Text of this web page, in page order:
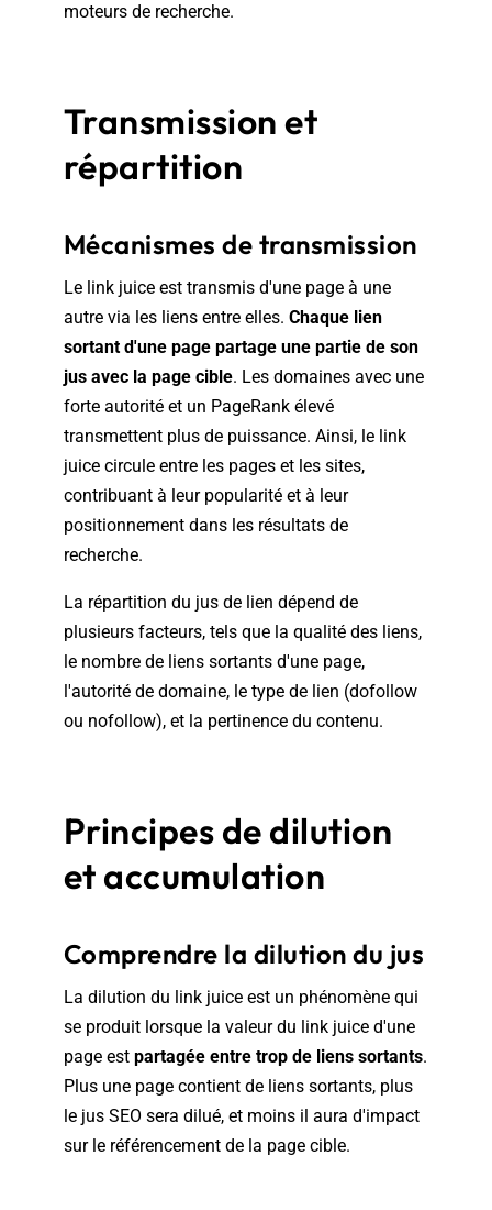
moteurs de recherche.
Transmission et
répartition
Mécanismes de transmission
Le link juice est transmis d'une page à une
autre via les liens entre elles. Chaque lien
sortant d'une page partage une partie de son
jus avec la page cible. Les domaines avec une
forte autorité et un PageRank élevé
transmettent plus de puissance. Ainsi, le link
juice circule entre les pages et les sites,
contribuant à leur popularité et à leur
positionnement dans les résultats de
recherche.
La répartition du jus de lien dépend de
plusieurs facteurs, tels que la qualité des liens,
le nombre de liens sortants d'une page,
l'autorité de domaine, le type de lien (dofollow
ou nofollow), et la pertinence du contenu.
Principes de dilution
et accumulation
Comprendre la dilution du jus
La dilution du link juice est un phénomène qui
se produit lorsque la valeur du link juice d'une
page est partagée entre trop de liens sortants.
Plus une page contient de liens sortants, plus
le jus SEO sera dilué, et moins il aura d'impact
sur le référencement de la page cible.